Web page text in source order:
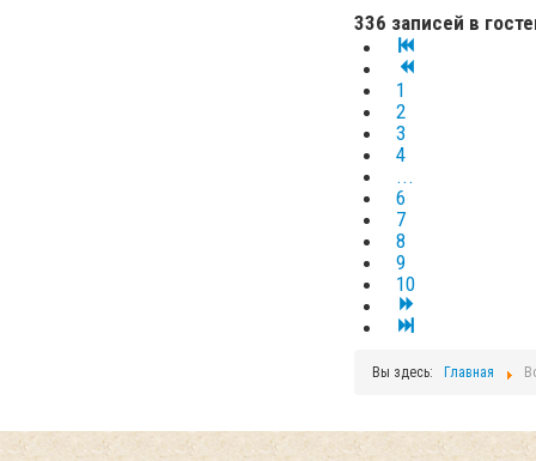
336 записей в
1
2
3
4
...
6
7
8
9
10
Вы здесь: Главная